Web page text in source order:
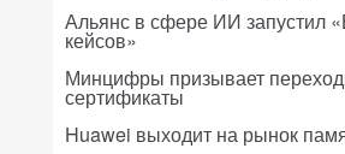
Альянс в сфере ИИ запустил
кейсов»
Минцифры призывает
сертификаты
Huawei выходит на рынок